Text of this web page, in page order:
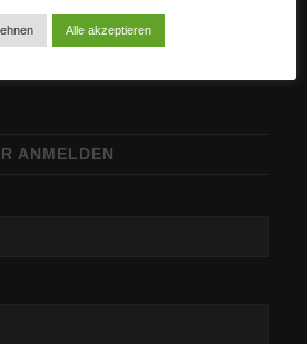
ANMELDEN
Alle akzeptieren